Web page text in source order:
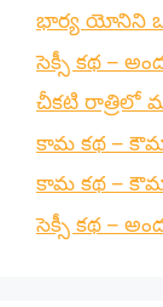
భార్య యోనిని
సెక్సీ కథ –
చీకటి రాత్రిలో
కామ కథ –
కామ కథ –
సెక్సీ కథ –